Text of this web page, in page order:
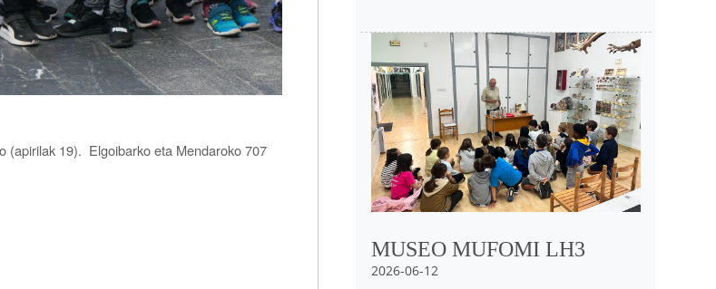
(apirilak 19). Elgoibarko eta Mendaroko 707
Irudia
MUSEO MUFOMI LH3
2026-06-12